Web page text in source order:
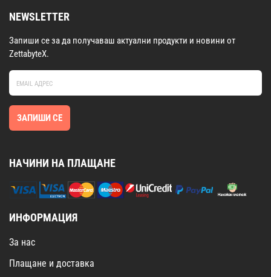
NEWSLETTER
Запиши се за да получаваш актуални продукти и новини от
ZettabyteX.
ЗАПИШИ СЕ
НАЧИНИ НА ПЛАЩАНЕ
ИНФОРМАЦИЯ
За нас
Плащане и доставка